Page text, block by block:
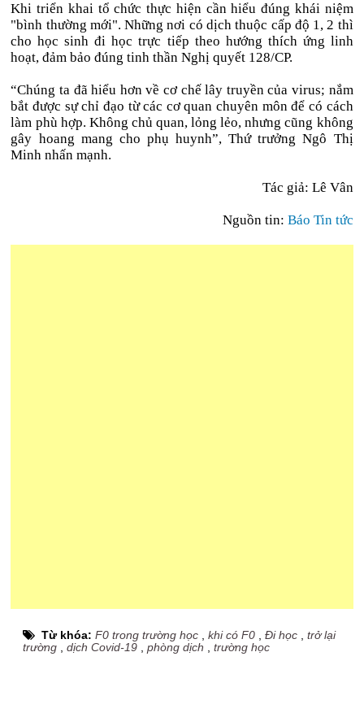
Khi triển khai tổ chức thực hiện cần hiểu đúng khái niệm
"bình thường mới". Những nơi có dịch thuộc cấp độ 1, 2 thì
cho học sinh đi học trực tiếp theo hướng thích ứng linh
hoạt, đảm bảo đúng tinh thần Nghị quyết 128/CP.
“Chúng ta đã hiểu hơn về cơ chế lây truyền của virus; nắm
bắt được sự chỉ đạo từ các cơ quan chuyên môn để có cách
làm phù hợp. Không chủ quan, lỏng lẻo, nhưng cũng không
gây hoang mang cho phụ huynh”, Thứ trưởng Ngô Thị
Minh nhấn mạnh.
Tác giả: Lê Vân
Nguồn tin: Báo Tin tức
Từ khóa:F0 trong trường học ,khi có F0 ,Đi học ,trở lại
trường ,dịch Covid-19 ,phòng dịch ,trường học